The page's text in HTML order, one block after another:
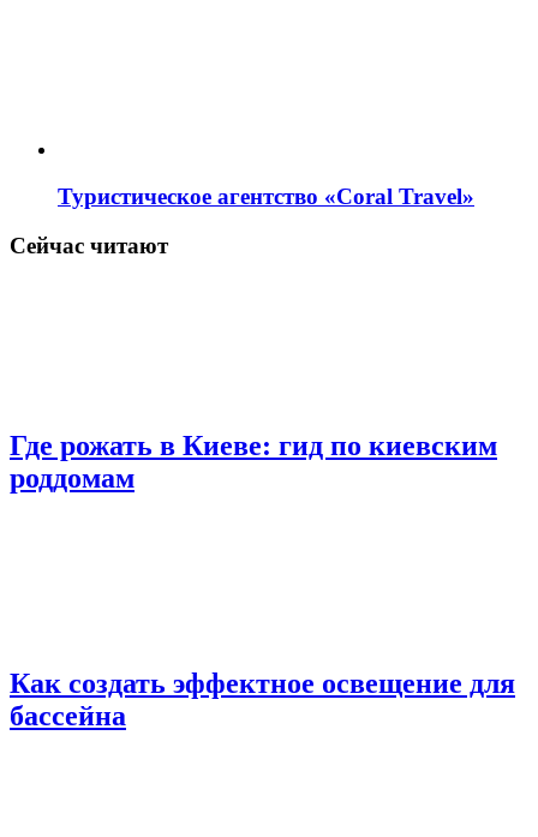
Туристическое агентство «Coral Travel»
Сейчас читают
Где рожать в Киеве: гид по киевским
роддомам
Как создать эффектное освещение для
бассейна